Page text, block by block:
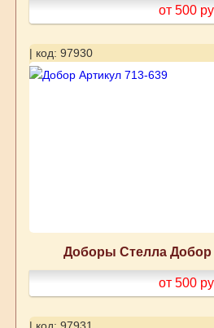
от 500
| код: 97930
Доборы Стелла Добор
от 500